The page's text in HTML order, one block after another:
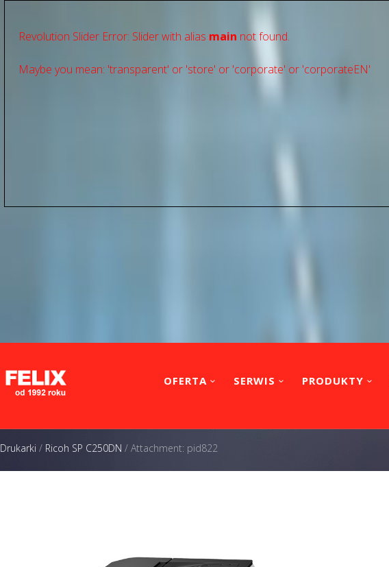
Revolution Slider Error: Slider with alias main not found.
Maybe you mean: 'transparent' or 'store' or 'сorporate' or 'corporateEN'
OFERTA SERWIS PRODUKTY
Drukarki / Ricoh SP C250DN / Attachment: pid822